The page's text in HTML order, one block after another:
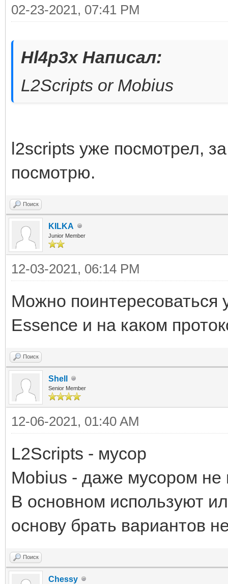
02-23-2021, 07:41 PM
Hl4p3x Написал:
L2Scripts or Mobius
l2scripts уже посмотрел,
посмотрю.
Поиск
KILKA
Junior Member
12-03-2021, 06:14 PM
Можно поинтересоваться
Essence и на каком
Поиск
Shell
Senior Member
12-06-2021, 01:40 AM
L2Scripts - мусор
Mobius - даже мусором не
В основном используют
основу брать вариантов
Поиск
Chessy